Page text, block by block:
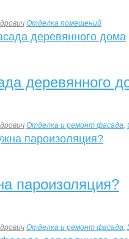
Отделка помещений
деревянного
Отделка и ремонт фасада
пароизоляция?
Отделка и ремонт фасада,